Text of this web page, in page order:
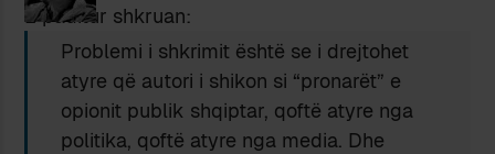
E paditur shkruan:
Problemi i shkrimit është se i drejtohet
atyre që autori i shikon si “pronarët” e
opionit publik shqiptar, qoftë atyre nga
politika, qoftë atyre nga media. Dhe